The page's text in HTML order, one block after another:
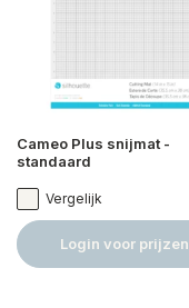
Cameo Plus snijmat -
standaard
Vergelijk
Login voor prijzen